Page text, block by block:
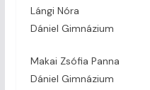
Lángi Nóra
Dániel Gimnázium
Makai Zsófia
Dániel Gimnázium